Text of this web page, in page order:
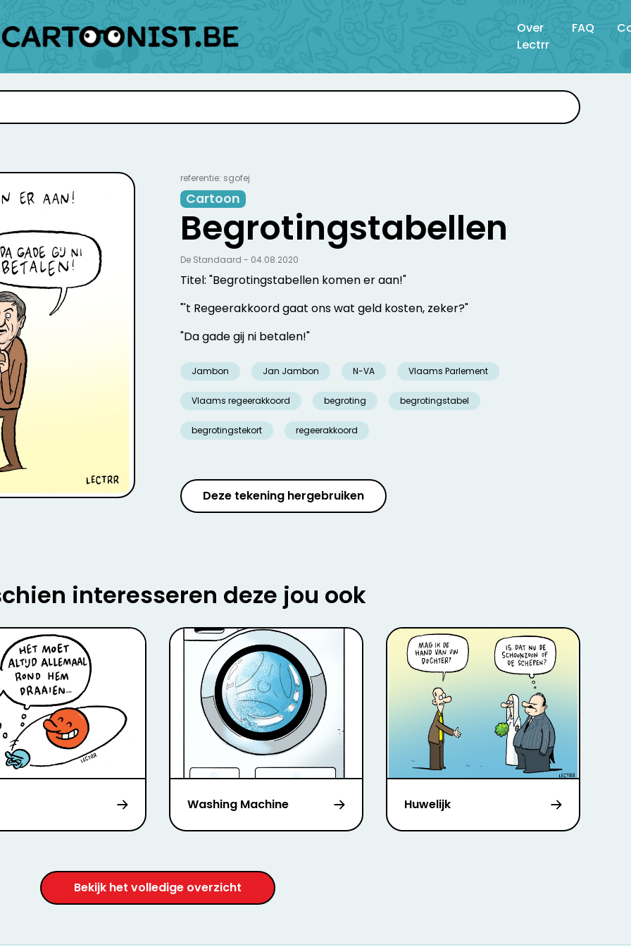
Over
Lectrr
FAQ
referentie: sgofej
Cartoon
Begrotingstabellen
Titel: "Begrotingstabellen komen er aan!"
"'t Regeerakkoord gaat ons wat geld kosten, zeker?"
"Da gade gij ni betalen!"
Jambon Jan Jambon N-VA Vlaams Parlement
Vlaams regeerakkoord begroting begrotingstabel
begrotingstekort regeerakkoord
De Standaard - 04.08.2020
Deze tekening hergebruiken
interesseren deze jou ook
Washing Machine Huwelijk
Bekijk het volledige overzicht